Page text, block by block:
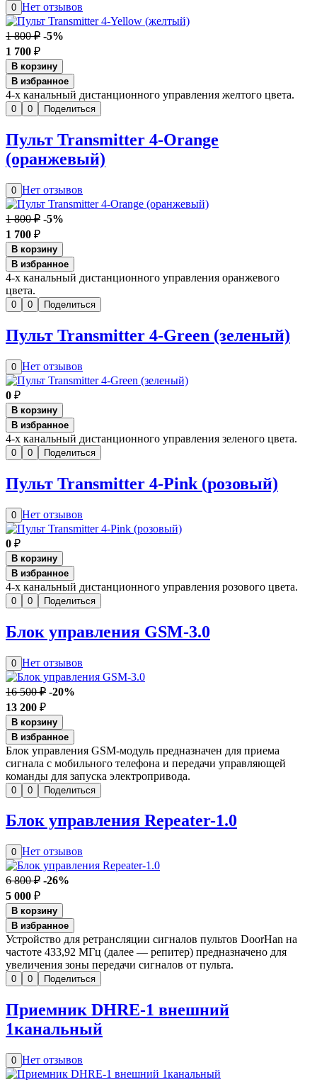
0 Нет отзывов
1 800 ₽ -5%
1 700 ₽
В корзину
В избранное
4-х канальный дистанционного управления желтого цвета.
0 0 Поделиться
Пульт Transmitter 4-Orange
(оранжевый)
0 Нет отзывов
1 800 ₽ -5%
1 700 ₽
В корзину
В избранное
4-х канальный дистанционного управления оранжевого
цвета.
0 0 Поделиться
Пульт Transmitter 4-Green (зеленый)
0 Нет отзывов
0 ₽
В корзину
В избранное
4-х канальный дистанционного управления зеленого цвета.
0 0 Поделиться
Пульт Transmitter 4-Pink (розовый)
0 Нет отзывов
0 ₽
В корзину
В избранное
4-х канальный дистанционного управления розового цвета.
0 0 Поделиться
Блок управления GSM-3.0
0 Нет отзывов
16 500 ₽ -20%
13 200 ₽
В корзину
В избранное
Блок управления GSM-модуль предназначен для приема
сигнала с мобильного телефона и передачи управляющей
команды для запуска электропривода.
0 0 Поделиться
Блок управления Repeater-1.0
0 Нет отзывов
6 800 ₽ -26%
5 000 ₽
В корзину
В избранное
Устройство для ретрансляции сигналов пультов DoorHan на
частоте 433,92 МГц (далее — репитер) предназначено для
увеличения зоны передачи сигналов от пульта.
0 0 Поделиться
Приемник DHRE-1 внешний
1канальный
0 Нет отзывов